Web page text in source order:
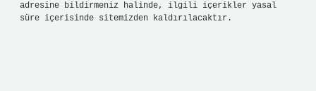
adresine bildirmeniz halinde, ilgili içerikler yasal
süre içerisinde sitemizden kaldırılacaktır.